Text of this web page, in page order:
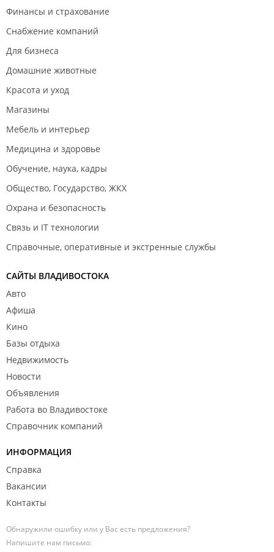
Финансы и страхование
Снабжение компаний
Для бизнеса
Домашние животные
Красота и уход
Магазины
Мебель и интерьер
Медицина и здоровье
Обучение, наука, кадры
Общество, Государство, ЖКХ
Охрана и безопасность
Связь и IT технологии
Справочные, оперативные и экстренные службы
САЙТЫ ВЛАДИВОСТОКА
Авто
Афиша
Кино
Базы отдыха
Недвижимость
Новости
Объявления
Работа во Владивостоке
Справочник компаний
ИНФОРМАЦИЯ
Справка
Вакансии
Контакты
Обнаружили ошибку или у Вас есть предложения?
Напишите нам письмо: